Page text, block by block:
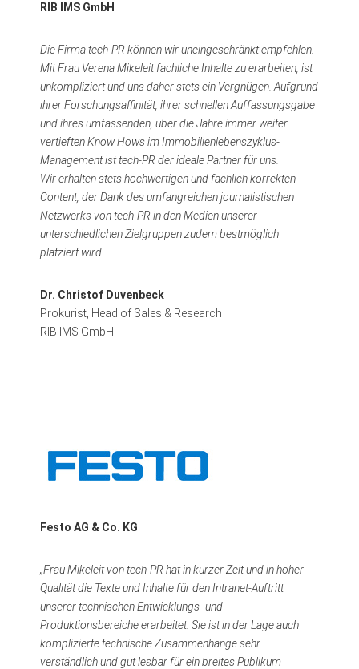
RIB IMS GmbH
Die Firma tech-PR können wir uneingeschränkt empfehlen.
Mit Frau Verena Mikeleit fachliche Inhalte zu erarbeiten, ist
unkompliziert und uns daher stets ein Vergnügen. Aufgrund
ihrer Forschungsaffinität, ihrer schnellen Auffassungsgabe
und ihres umfassenden, über die Jahre immer weiter
vertieften Know Hows im Immobilienlebenszyklus-
Management ist tech-PR der ideale Partner für uns.
Wir erhalten stets hochwertigen und fachlich korrekten
Content, der Dank des umfangreichen journalistischen
Netzwerks von tech-PR in den Medien unserer
unterschiedlichen Zielgruppen zudem bestmöglich
platziert wird.
Dr. Christof Duvenbeck
Prokurist, Head of Sales & Research
RIB IMS GmbH
Festo AG & Co. KG
„Frau Mikeleit von tech-PR hat in kurzer Zeit und in hoher
Qualität die Texte und Inhalte für den Intranet-Auftritt
unserer technischen Entwicklungs- und
Produktionsbereiche erarbeitet. Sie ist in der Lage auch
komplizierte technische Zusammenhänge sehr
verständlich und gut lesbar für ein breites Publikum